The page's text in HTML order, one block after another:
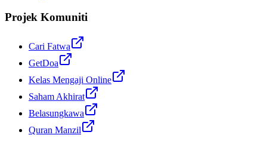
Projek Komuniti
Cari Fatwa
GetDoa
Kelas Mengaji Online
Saham Akhirat
Belasungkawa
Quran Manzil